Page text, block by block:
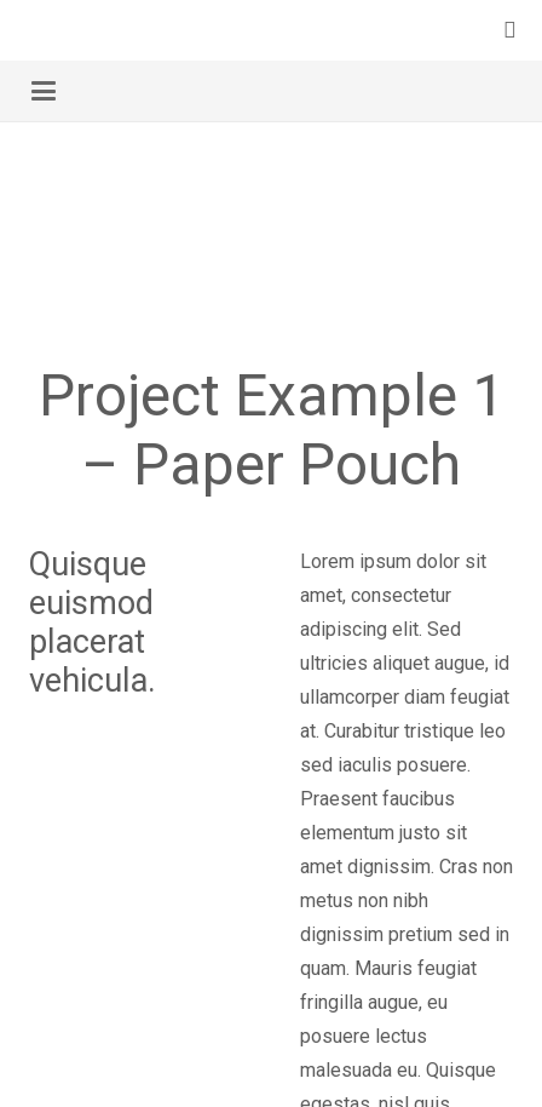
Project Example 1
– Paper Pouch
Quisque
euismod
placerat
vehicula.
Lorem ipsum dolor sit
amet, consectetur
adipiscing elit. Sed
ultricies aliquet augue, id
ullamcorper diam feugiat
at. Curabitur tristique leo
sed iaculis posuere.
Praesent faucibus
elementum justo sit
amet dignissim. Cras non
metus non nibh
dignissim pretium sed in
quam. Mauris feugiat
fringilla augue, eu
posuere lectus
malesuada eu. Quisque